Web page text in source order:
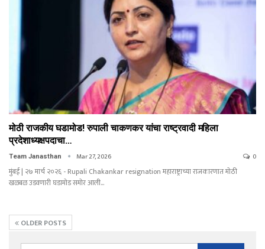
मोठी राजकीय घडामोड! रुपाली चाकणकर यांचा राष्ट्रवादी महिला
प्रदेशाध्यक्षपदाचा…
Team Janasthan Mar 27, 2026 0
मुंबई | २७ मार्च २०२६ - Rupali Chakankar resignation महाराष्ट्राच्या राजकारणात मोठी
खळबळ उडवणारी घडामोड समोर आली…
OLDER POSTS